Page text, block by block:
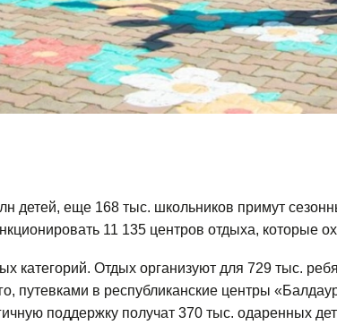
детей, еще 168 тыс. школьников примут
11 135 центров отдыха, которые
категорий. Отдых организуют для 729 тыс.
путевками в республиканские центры
поддержку получат 370 тыс. одаренных